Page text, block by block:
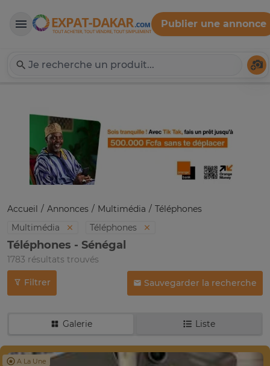
Expat-Dakar
Publier une annonce
Accueil Annonces Multimédia
Téléphones
Multimédia
Téléphones
Téléphones - Sénégal
1783 résultats trouvés
Filtrer Sauvegarder la recherche
Galerie Liste
A La Une